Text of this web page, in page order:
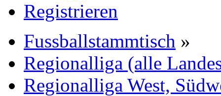
Registrieren
Fussballstammtisch »
Regionalliga (alle
Regionalliga West,